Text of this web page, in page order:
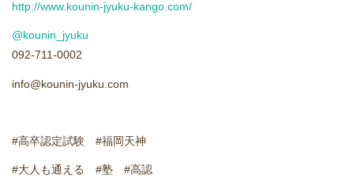
http://www.kounin-jyuku-kango.com/
@kounin_jyuku
092-711-0002
info@kounin-jyuku.com
#高卒認定試験 #福岡天神
#大人も通える #塾 #高認